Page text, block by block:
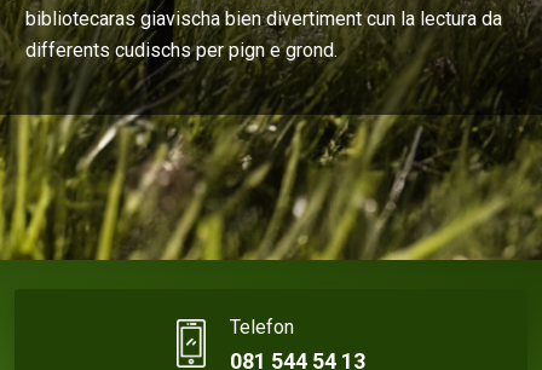
bibliotecaras giavischa bien divertiment cun la lectura da
differents cudischs per pign e grond.
Telefon
081 544 54 13